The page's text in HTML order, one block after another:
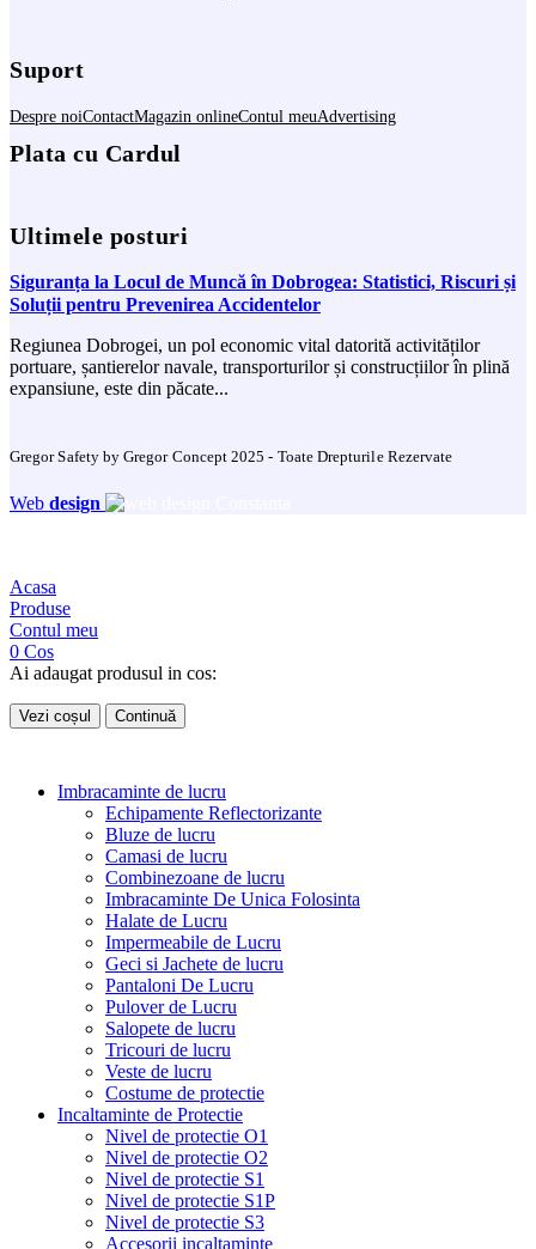
Suport
Despre noiContactMagazin onlineContul meuAdvertising
Plata cu Cardul
Ultimele posturi
Siguranța la Locul de Muncă în Dobrogea: Statistici, Riscuri și
Soluții pentru Prevenirea Accidentelor
Regiunea Dobrogei, un pol economic vital datorită activităților
portuare, șantierelor navale, transporturilor și construcțiilor în plină
expansiune, este din păcate...
Gregor Safety by Gregor Concept 2025 - Toate Drepturile Rezervate
Web design
Acasa
Produse
Contul meu
0 Cos
Ai adaugat produsul in cos:
Vezi coșul Continuă
Imbracaminte de lucru
Echipamente Reflectorizante
Bluze de lucru
Camasi de lucru
Combinezoane de lucru
Imbracaminte De Unica Folosinta
Halate de Lucru
Impermeabile de Lucru
Geci si Jachete de lucru
Pantaloni De Lucru
Pulover de Lucru
Salopete de lucru
Tricouri de lucru
Veste de lucru
Costume de protectie
Incaltaminte de Protectie
Nivel de protectie O1
Nivel de protectie O2
Nivel de protectie S1
Nivel de protectie S1P
Nivel de protectie S3
Accesorii incaltaminte